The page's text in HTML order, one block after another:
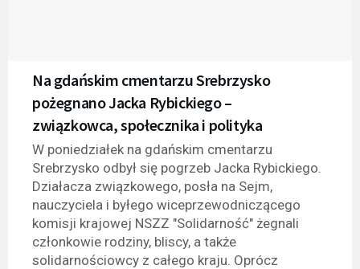
Na gdańskim cmentarzu Srebrzysko
pożegnano Jacka Rybickiego –
związkowca, społecznika i polityka
W poniedziałek na gdańskim cmentarzu
Srebrzysko odbył się pogrzeb Jacka Rybickiego.
Działacza związkowego, posła na Sejm,
nauczyciela i byłego wiceprzewodniczącego
komisji krajowej NSZZ "Solidarność" żegnali
członkowie rodziny, bliscy, a także
solidarnościowcy z całego kraju. Oprócz